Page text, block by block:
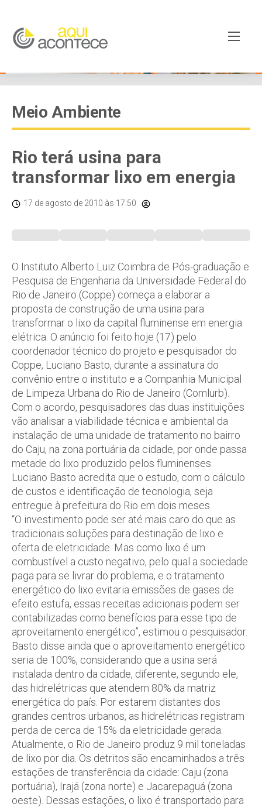
Meio Ambiente
Rio terá usina para
transformar lixo em energia
17 de agosto de 2010 às 17:50
O Instituto Alberto Luiz Coimbra de Pós-graduação e
Pesquisa de Engenharia da Universidade Federal do
Rio de Janeiro (Coppe) começa a elaborar a
proposta de construção de uma usina para
transformar o lixo da capital fluminense em energia
elétrica. O anúncio foi feito hoje (17) pelo
coordenador técnico do projeto e pesquisador do
Coppe, Luciano Basto, durante a assinatura do
convênio entre o instituto e a Companhia Municipal
de Limpeza Urbana do Rio de Janeiro (Comlurb).
Com o acordo, pesquisadores das duas instituições
vão analisar a viabilidade técnica e ambiental da
instalação de uma unidade de tratamento no bairro
do Caju, na zona portuária da cidade, por onde passa
metade do lixo produzido pelos fluminenses.
Luciano Basto acredita que o estudo, com o cálculo
de custos e identificação de tecnologia, seja
entregue à prefeitura do Rio em dois meses.
“O investimento pode ser até mais caro do que as
tradicionais soluções para destinação de lixo e
oferta de eletricidade. Mas como lixo é um
combustível a custo negativo, pelo qual a sociedade
paga para se livrar do problema, e o tratamento
energético do lixo evitaria emissões de gases de
efeito estufa, essas receitas adicionais podem ser
contabilizadas como benefícios para esse tipo de
aproveitamento energético”, estimou o pesquisador.
Basto disse ainda que o aproveitamento energético
seria de 100%, considerando que a usina será
instalada dentro da cidade, diferente, segundo ele,
das hidrelétricas que atendem 80% da matriz
energética do país. Por estarem distantes dos
grandes centros urbanos, as hidrelétricas registram
perda de cerca de 15% da eletricidade gerada.
Atualmente, o Rio de Janeiro produz 9 mil toneladas
de lixo por dia. Os detritos são encaminhados a três
estações de transferência da cidade: Caju (zona
portuária), Irajá (zona norte) e Jacarepaguá (zona
oeste). Dessas estações, o lixo é transportado para